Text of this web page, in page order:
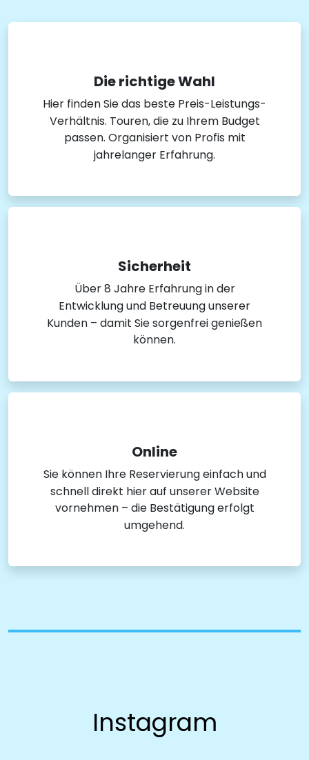
Die richtige Wahl
Hier finden Sie das beste Preis-Leistungs-
Verhältnis. Touren, die zu Ihrem Budget
passen. Organisiert von Profis mit
jahrelanger Erfahrung.
Sicherheit
Über 8 Jahre Erfahrung in der
Entwicklung und Betreuung unserer
Kunden – damit Sie sorgenfrei genießen
können.
Online
Sie können Ihre Reservierung einfach und
schnell direkt hier auf unserer Website
vornehmen – die Bestätigung erfolgt
umgehend.
Instagram